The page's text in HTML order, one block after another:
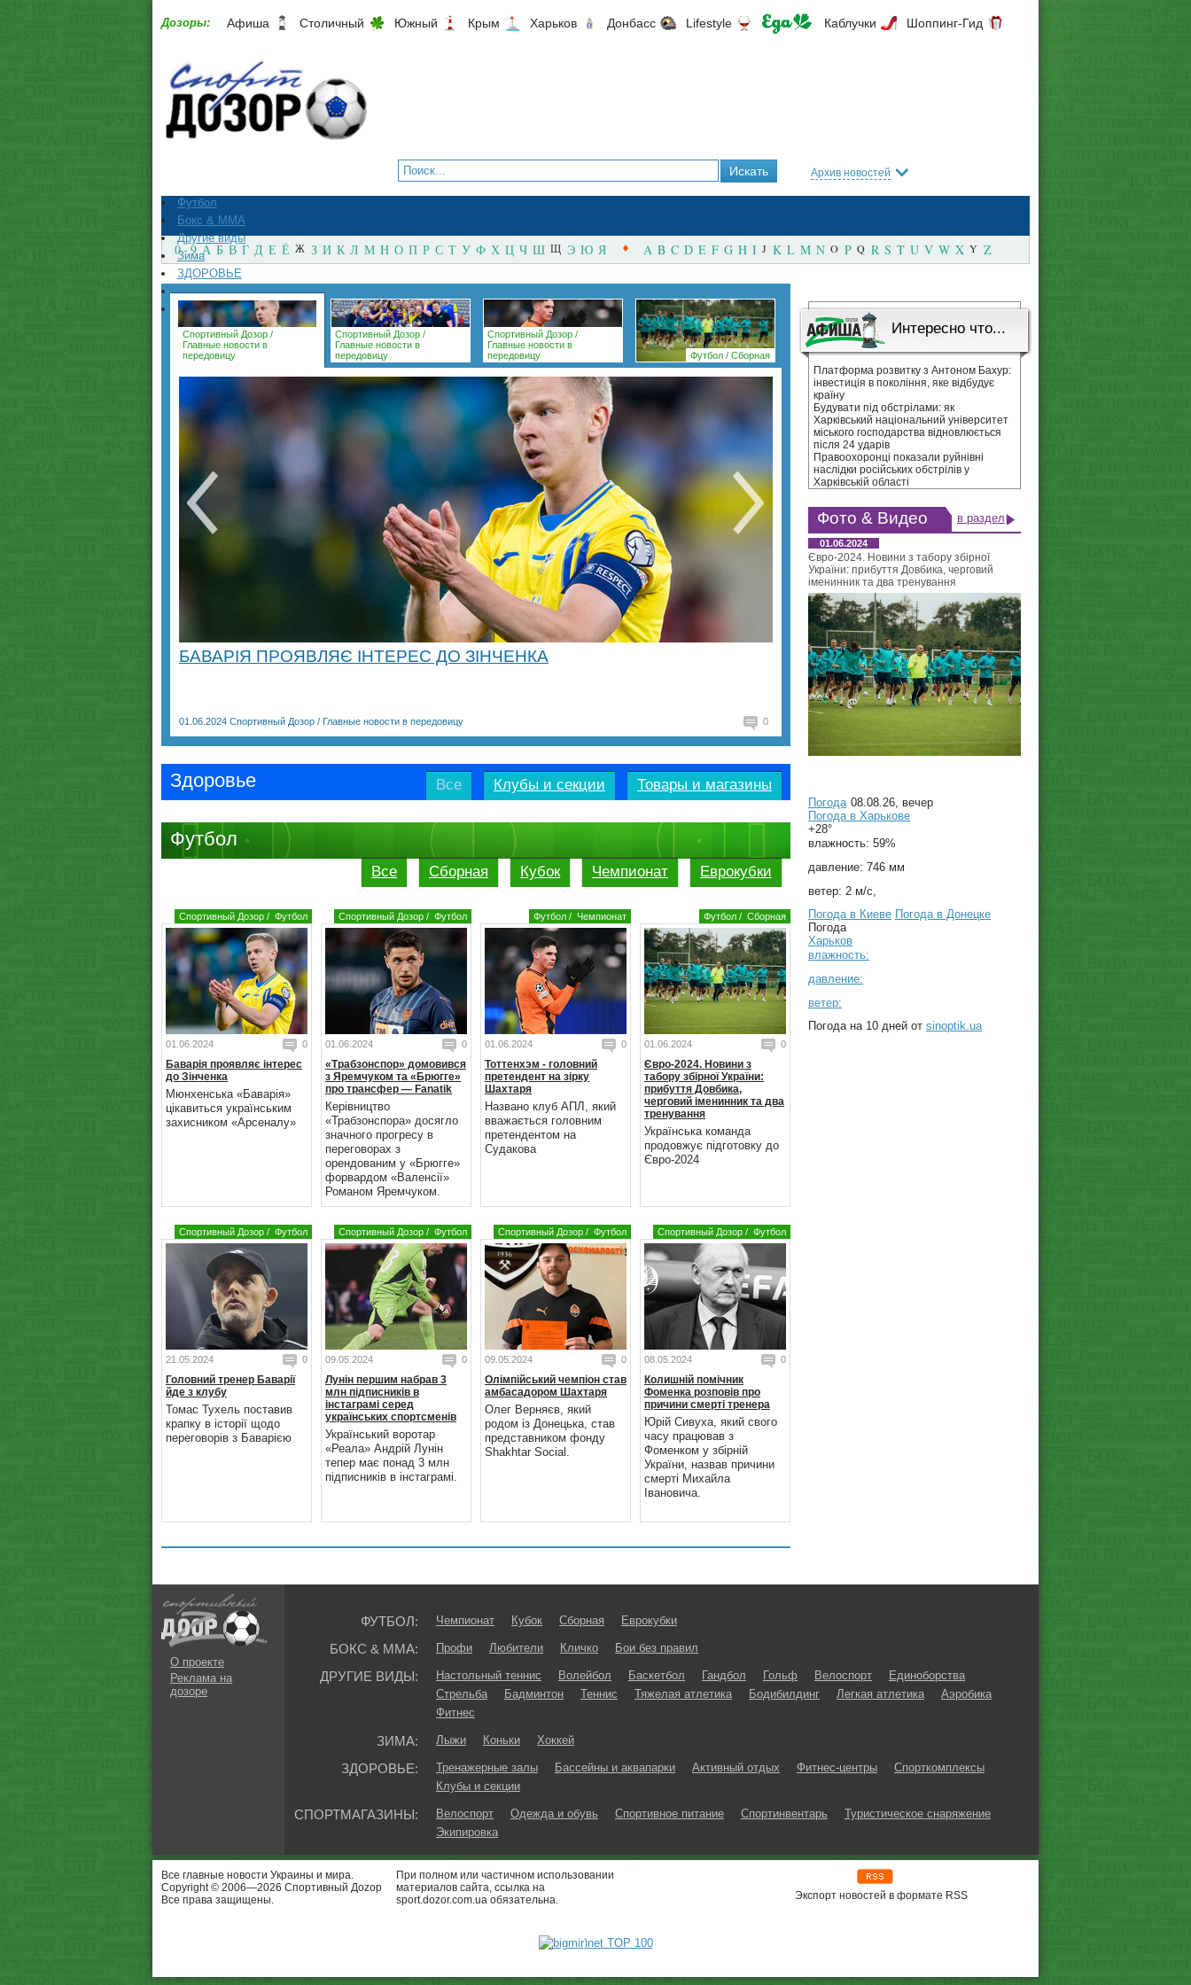
Дозоры: Афиша Столичный Южный Крым Харьков Донбасс Lifestyle Каблучки Шоппинг-Гид
Архив новостей
Футбол
Бокс & ММА
Другие виды
Зима
ЗДОРОВЬЕ
СпортМагазины
Архив
0 - 9 А Б В Г Д Е Ё Ж З И К Л М Н О П Р С Т У Ф Х Ц Ч Ш Щ Э Ю Я A B C D E F G H I J K L M N O P Q R S T U V W X Y Z
Спортивный Дозор /
Главные новости в
передовицу
Спортивный Дозор /
Главные новости в
передовицу
Спортивный Дозор /
Главные новости в
передовицу
Футбол / Сборная
БАВАРІЯ ПРОЯВЛЯЄ ІНТЕРЕС ДО ЗІНЧЕНКА
01.06.2024 Спортивный Дозор / Главные новости в передовицу 0
Здоровье Все Клубы и секции Товары и магазины
Футбол
Все Сборная Кубок Чемпионат Еврокубки
Спортивный Дозор / Футбол
01.06.2024 0
Баварія проявляє інтерес
до Зінченка
Мюнхенська «Баварія»
цікавиться українським
захисником «Арсеналу»
Спортивный Дозор / Футбол
01.06.2024 0
«Трабзонспор» домовився
з Яремчуком та «Брюгге»
про трансфер — Fanatik
Керівництво
«Трабзонспора» досягло
значного прогресу в
переговорах з
орендованим у «Брюгге»
форвардом «Валенсії»
Романом Яремчуком.
Футбол / Чемпионат
01.06.2024 0
Тоттенхэм - головний
претендент на зірку
Шахтаря
Названо клуб АПЛ, який
вважається головним
претендентом на
Судакова
Футбол / Сборная
01.06.2024 0
Євро-2024. Новини з
табору збірної України:
прибуття Довбика,
черговий іменинник та два
тренування
Українська команда
продовжує підготовку до
Євро-2024
Спортивный Дозор / Футбол
21.05.2024 0
Головний тренер Баварії
йде з клубу
Томас Тухель поставив
крапку в історії щодо
переговорів з Баварією
Спортивный Дозор / Футбол
09.05.2024 0
Лунін першим набрав 3
млн підписників в
інстаграмі серед
українських спортсменів
Український воротар
«Реала» Андрій Лунін
тепер має понад 3 млн
підписників в інстаграмі.
Спортивный Дозор / Футбол
09.05.2024 0
Олімпійський чемпіон став
амбасадором Шахтаря
Олег Верняєв, який
родом із Донецька, став
представником фонду
Shakhtar Social.
Спортивный Дозор / Футбол
08.05.2024 0
Колишній помічник
Фоменка розповів про
причини смерті тренера
Юрій Сивуха, який свого
часу працював з
Фоменком у збірній
України, назвав причини
смерті Михайла
Івановича.
Интересно что...
Платформа розвитку з Антоном Бахур:
інвестиція в покоління, яке відбудує
країну
Будувати під обстрілами: як
Харківський національний університет
міського господарства відновлюється
після 24 ударів
Правоохоронці показали руйнівні
наслідки російських обстрілів у
Харківській області
Фото & Видео в раздел
01.06.2024
Євро-2024. Новини з табору збірної
України: прибуття Довбика, черговий
іменинник та два тренування
Погода 08.08.26, вечер
Погода в Харькове
+28°
влажность: 59%
давление: 746 мм
ветер: 2 м/с,
Погода в Киеве Погода в Донецке
Погода
Харьков
влажность:
давление:
ветер:
Погода на 10 дней от sinoptik.ua
О проекте
Реклама на
дозоре
ФУТБОЛ: Чемпионат Кубок Сборная Еврокубки
БОКС & ММА: Профи Любители Кличко Бои без правил
ДРУГИЕ ВИДЫ: Настольный теннис Волейбол Баскетбол Гандбол Гольф Велоспорт
Единоборства
Стрельба
Бадминтон Теннис Тяжелая атлетика Бодибилдинг Легкая атлетика
Аэробика
Фитнес
ЗИМА: Лыжи Коньки Хоккей
ЗДОРОВЬЕ: Тренажерные залы Бассейны и аквапарки Активный отдых Фитнес-центры
Спорткомплексы
Клубы и секции
СПОРТМАГАЗИНЫ: Велоспорт Одежда и обувь Спортивное питание Спортинвентарь
Туристическое снаряжение
Экипировка
Все главные новости Украины и мира.
Copyright © 2006—2026 Спортивный Доzор
Все права защищены.
При полном или частичном использовании
материалов сайта, ссылка на
sport.dozor.com.ua обязательна.
Экспорт новостей в формате RSS